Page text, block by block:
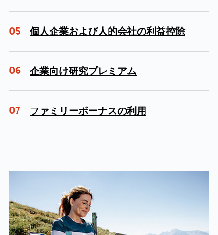
05 個人企業および人的会社の利益控除
06 企業向け研究プレミアム
07 ファミリーボーナスの利用